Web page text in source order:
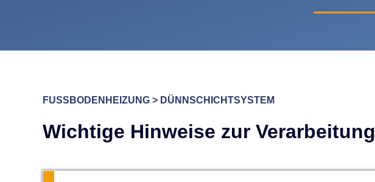
FUSSBODENHEIZUNG > DÜNNSCHICHTSYSTEM
Wichtige Hinweise zur Verarbeitung